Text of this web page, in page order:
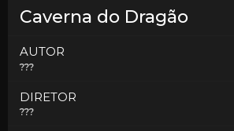
Caverna do Dragão
AUTOR
???
DIRETOR
???